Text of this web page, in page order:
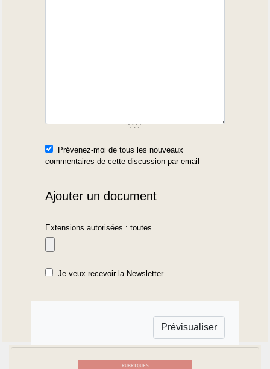
Prévenez-moi de tous les nouveaux
commentaires de cette discussion par email
Ajouter un document
Extensions autorisées : toutes
Je veux recevoir la Newsletter
RUBRIQUES